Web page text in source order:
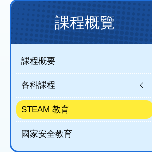
Main
navigation
(課
程
概
覽)
課程概覽
課程概要
各科課程
STEAM 教育
國家安全教育